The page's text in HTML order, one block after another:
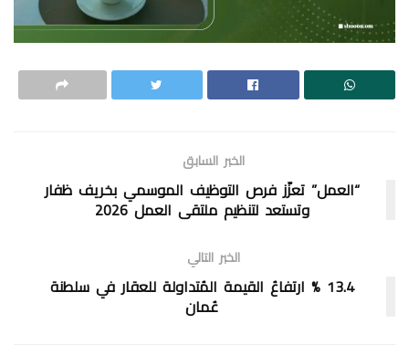
الخبر السابق
“العمل” تعزّز فرص التوظيف الموسمي بخريف ظفار
وتستعد لتنظيم ملتقى العمل 2026
الخبر التالي
13.4 % ارتفاعُ القيمة المُتداولة للعقار في سلطنة
عُمان